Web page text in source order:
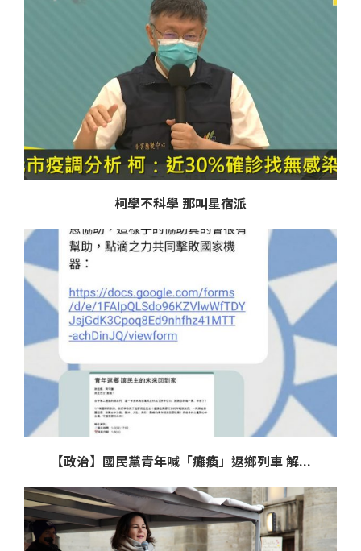
柯學不科學 那叫星宿派
【政治】國民黨青年喊「癱瘓」返鄉列車 解...